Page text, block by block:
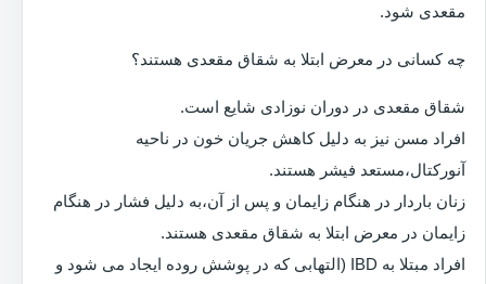
مقعدی شود.
چه کسانی در معرض ابتلا به شقاق مقعدی هستند؟
شقاق مقعدی در دوران نوزادی شایع است.
افراد مسن نیز به دلیل کاهش جریان خون در ناحیه
آنورکتال،مستعد فیشر هستند.
زنان باردار در هنگام زایمان و پس از آن،به دلیل فشار در هنگام
زایمان در معرض ابتلا به شقاق مقعدی هستند.
افراد مبتلا به IBD (التهابی که در پوشش روده ایجاد می شود و